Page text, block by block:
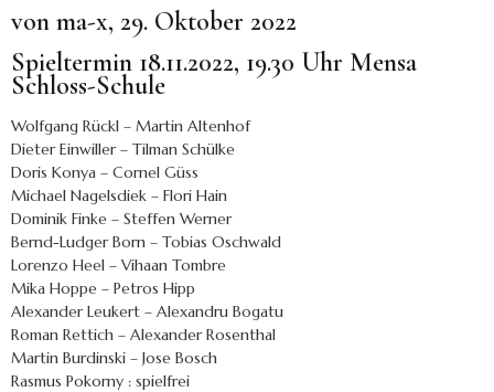
von ma-x, 29. Oktober 2022
Spieltermin 18.11.2022, 19.30 Uhr Mensa
Schloss-Schule
Wolfgang Rückl – Martin Altenhof
Dieter Einwiller – Tilman Schülke
Doris Konya – Cornel Güss
Michael Nagelsdiek – Flori Hain
Dominik Finke – Steffen Werner
Bernd-Ludger Born – Tobias Oschwald
Lorenzo Heel – Vihaan Tombre
Mika Hoppe – Petros Hipp
Alexander Leukert – Alexandru Bogatu
Roman Rettich – Alexander Rosenthal
Martin Burdinski – Jose Bosch
Rasmus Pokorny : spielfrei